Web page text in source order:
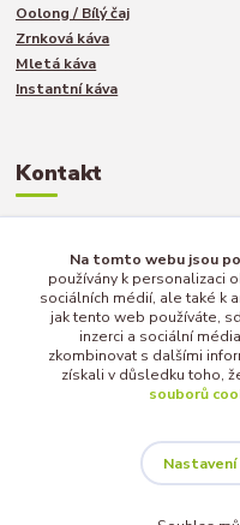
Oolong / Bílý čaj
Zrnková káva
Mletá káva
Instantní káva
Kontakt
Jakub Turek
+420 735 040 893
info@afternoon-tea.cz
Na tomto webu jsou
používány k personalizaci
sociálních médií, ale také k
jak tento web používáte,
inzerci a sociální
zkombinovat s dalšími
získali v důsledku toho,
souborů
Nastavení